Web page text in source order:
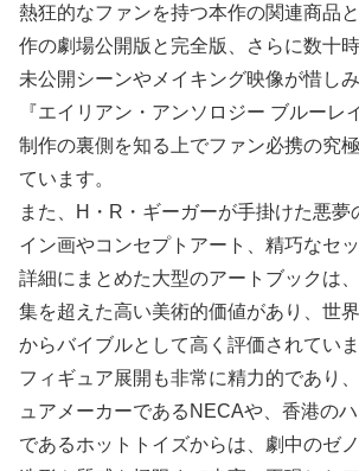
熱狂的なファンを持つ本作の関連商品
作の劇場公開版と完全版、さらに数十
未公開シーンやメイキング映像が惜し
『エイリアン・アンソロジー ブルーレ
制作の裏側を知る上でファン必携の究
ています。
また、H・R・ギーガーが手掛けた悪夢
イン画やコンセプトアート、精巧なセ
詳細にまとめた大型のアートブックは
集を超えた高い美術的価値があり、世
からバイブルとして高く評価されていま
フィギュア展開も非常に精力的であり
ュアメーカーであるNECAや、香港の
であるホットトイズからは、劇中のゼ